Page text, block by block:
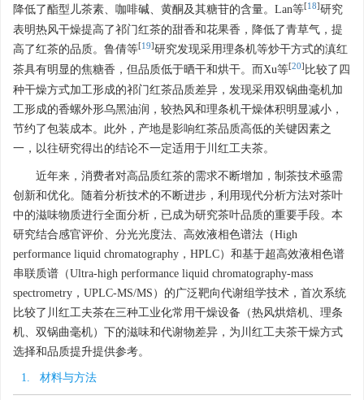
降低了酯型儿茶素、咖啡碱、黄酮及其糖苷的含量。Lan等[18]研究
表明热风干燥提高了祁门红茶的甜香和花果香，降低了青草气，提
高了红茶的品质。鲁倩等[19]研究发现采用理条机等炒干方式的滇红
茶具有明显的焦糖香，但品质低于晒干和烘干。而Xu等[20] 比较了四
种干燥方式加工形成的祁门红茶品质差异，发现采用双锅曲毫机加
工形成的香螺外形乌黑油润，较热风和理条机干燥体积明显减小，
节约了包装成本。此外，产地是影响红茶品质高低的关键因素之
一，以往研究得出的结论不一定适用于川红工夫茶。
近年来，消费者对高品质红茶的需求不断增加，制茶技术亟需
创新和优化。随着分析技术的不断进步，利用现代分析方法对茶叶
中的滋味物质进行全面分析，已成为研究茶叶品质的重要手段。本
研究结合感官评价、分光光度法、高效液相色谱法（High
performance liquid chromatography，HPLC）和基于超高效液相色谱
串联质谱（Ultra-high performance liquid chromatography-mass
spectrometry，UPLC-MS/MS）的广泛靶向代谢组学技术，首次系统
比较了川红工夫茶在三种工业化常用干燥设备（热风烘焙机、理条
机、双锅曲毫机）下的滋味和代谢物差异，为川红工夫茶干燥方式
选择和品质提升提供参考。
1. 材料与方法